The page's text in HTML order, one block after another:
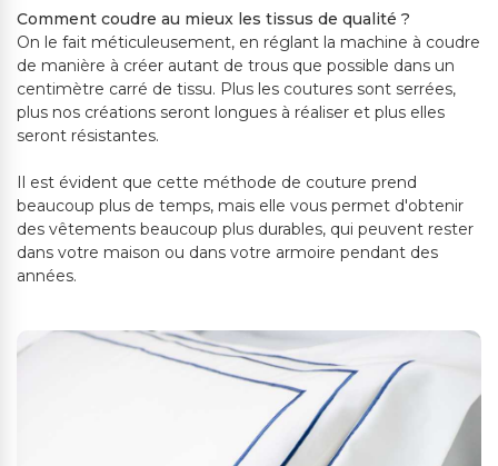
Comment coudre au mieux les tissus de qualité ?
On le fait méticuleusement, en réglant la machine à coudre
de manière à créer autant de trous que possible dans un
centimètre carré de tissu. Plus les coutures sont serrées,
plus nos créations seront longues à réaliser et plus elles
seront résistantes.
Il est évident que cette méthode de couture prend
beaucoup plus de temps, mais elle vous permet d'obtenir
des vêtements beaucoup plus durables, qui peuvent rester
dans votre maison ou dans votre armoire pendant des
années.